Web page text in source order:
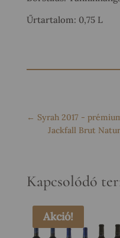
Űrtartalom: 0,75 L
← Syrah 2017 -
Jackfall Brut
Kapcsolódó
Akció!